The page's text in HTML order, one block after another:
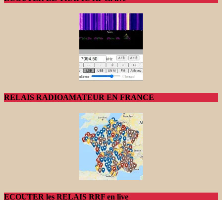
RELAIS RADIOAMATEUR EN FRANCE
ECOUTER les RELAIS RRF en live